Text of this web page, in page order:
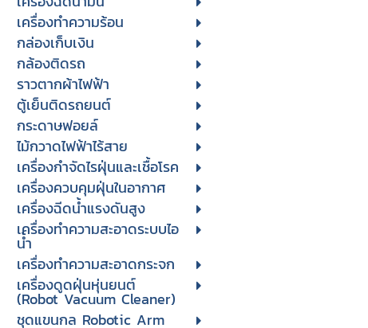
เครื่องทำความร้อน
กล่องเก็บเงิน
กล้องติดรถ
ราวตากผ้าไฟฟ้า
ตู้เย็นติดรถยนต์
กระดาษฟอยล์
ไม้กวาดไฟฟ้าไร้สาย
เครื่องกำจัดไรฝุ่นและเชื้อโรค
เครื่องควบคุมฝุ่นในอากาศ
เครื่องฉีดน้ำแรงดันสูง
เครื่องทำความสะอาดระบบไอ
น้ำ
เครื่องทำความสะอาดกระจก
เครื่องดูดฝุ่นหุ่นยนต์
(Robot Vacuum Cleaner)
ชุดแขนกล Robotic Arm